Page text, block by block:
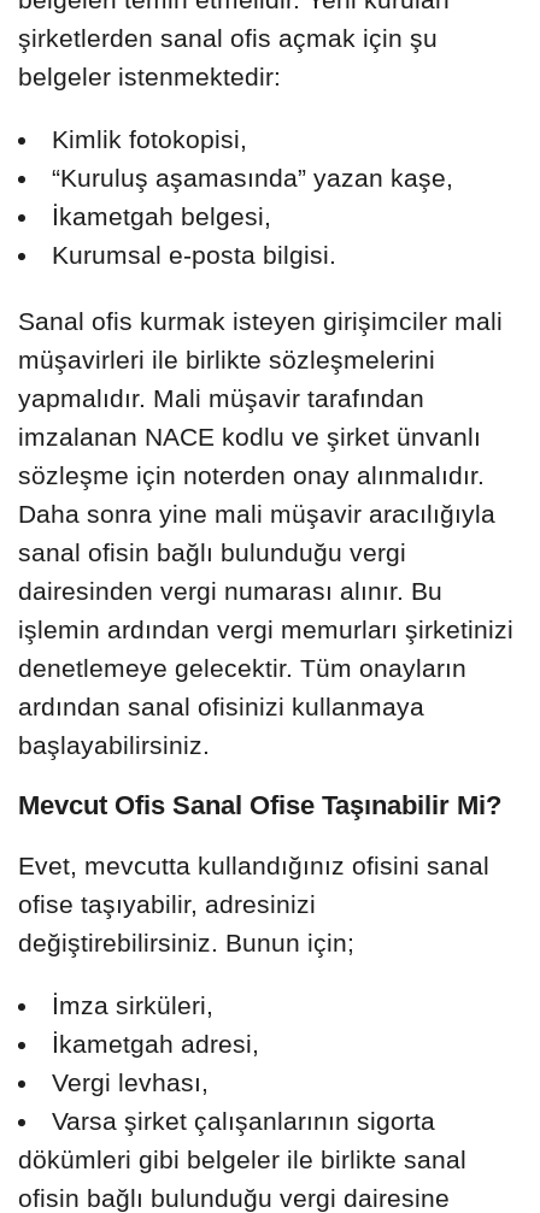
şirketlerden sanal ofis açmak için şu
belgeler istenmektedir:
Kimlik fotokopisi,
“Kuruluş aşamasında” yazan kaşe,
İkametgah belgesi,
Kurumsal e-posta bilgisi.
Sanal ofis kurmak isteyen girişimciler mali
müşavirleri ile birlikte sözleşmelerini
yapmalıdır. Mali müşavir tarafından
imzalanan NACE kodlu ve şirket ünvanlı
sözleşme için noterden onay alınmalıdır.
Daha sonra yine mali müşavir aracılığıyla
sanal ofisin bağlı bulunduğu vergi
dairesinden vergi numarası alınır. Bu
işlemin ardından vergi memurları şirketinizi
denetlemeye gelecektir. Tüm onayların
ardından sanal ofisinizi kullanmaya
başlayabilirsiniz.
Mevcut Ofis Sanal Ofise Taşınabilir Mi?
Evet, mevcutta kullandığınız ofisini sanal
ofise taşıyabilir, adresinizi
değiştirebilirsiniz. Bunun için;
İmza sirküleri,
İkametgah adresi,
Vergi levhası,
Varsa şirket çalışanlarının sigorta
dökümleri gibi belgeler ile birlikte sanal
ofisin bağlı bulunduğu vergi dairesine